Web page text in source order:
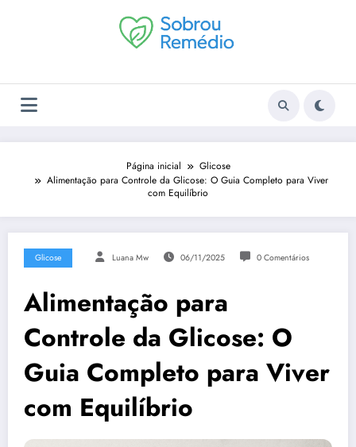
Página inicial
Glicose
Alimentação para Controle da Glicose: O Guia Completo para Viver
com Equilíbrio
Glicose Luana Mw 06/11/2025 0 Comentários
Alimentação para
Controle da Glicose: O
Guia Completo para Viver
com Equilíbrio